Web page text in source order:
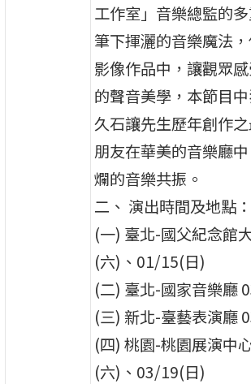
工作室」音樂總監的
筆下揮灑的音樂魔法
影像作品中，讓觀眾
的聲音美學，本節目
久石讓先生歷年創作
朋友在華美的音樂廳
爛的音樂共振。
二、 演出時間及地點：
(一) 臺北-國父紀念館
(六)、01/15(日)
(二) 臺北-國家音樂廳
(三) 新北-臺藝表演廳
(四) 桃園-桃園展演中
(六)、03/19(日)